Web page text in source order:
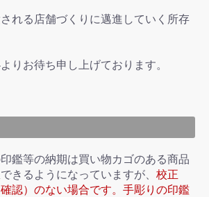
れる店舗づくりに邁進していく所存
りお待ち申し上げております。
鑑等の納期は買い物カゴのある商品
きるようになっていますが、 校正
確認）のない場合です。手彫りの印鑑